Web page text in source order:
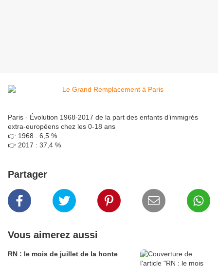
Paris - Évolution 1968-2017 de la part des enfants d’immigrés
extra-européens chez les 0-18 ans
👉 1968 : 6,5 %
👉 2017 : 37,4 %
Partager
Vous aimerez aussi
RN : le mois de juillet de la honte